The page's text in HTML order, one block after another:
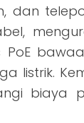
listrik.
biaya